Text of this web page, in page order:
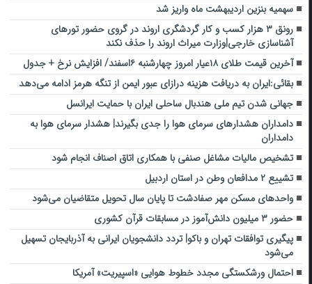
سهمیه بنزین اردیبهشت ماه واریز شد
رونق ۳ هزار کسب و کار گردشگری اروند در گروی حضور تورهای
آشناسازی خارجی|وزارت میراث اروند را حذف نکند
آخرین قیمت طلای ۱۸عیار امروز چهارشنبه ۶اسفند/ افزایش نرخ + جدول
بقائی:ایران به دریافت هزینه درازای عبور ایمن از تنگه هرمز ادامه می‌دهد
جهانی شدن تیم ملی هندبال ساحلی ایران با حمایت ایرانسل
دامداران هشدارهای سرمای هوا را جدی بگیرند| هشدار سرمای هوا به
دامداران
تشخیص مالیات مشاغل صنفی با همکاری اتاق اصناف انجام شود
تشییع ۲ مدافعان وطن در استان اردبیل
واحدهای مسکن مهر صفادشت تا پایان سال تحویل متقاضیان می‌شود
حضور ۳ میلیون دانش‌آموز در مسابقات قرآن کشوری
پیگیری توافقات تهران و باکو| تردد دانشجویان ایرانی به آذربایجان تسهیل
می‌شود
احتمال ورشکستگی مجدد خطوط هوایی «اسپیریت» آمریکا